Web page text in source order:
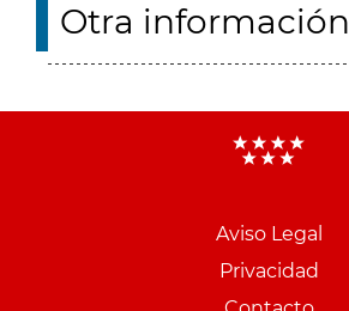
Otra información
Aviso Legal
Privacidad